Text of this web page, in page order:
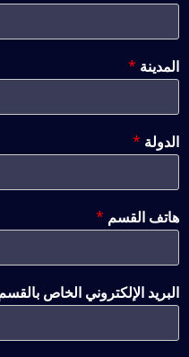
المدينة *
الدولة *
هاتف القسم *
البريد الإلكتروني الخاص